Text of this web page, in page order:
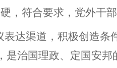
，符合要求，党外干
表达渠道，积极创造条
是治国理政、定国安